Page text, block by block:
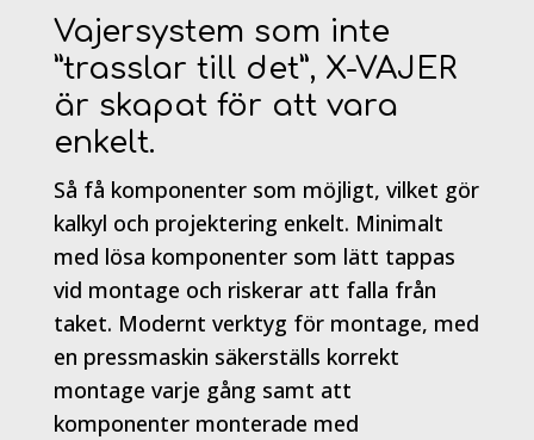
Vajersystem som inte
”trasslar till det”, X-VAJER
är skapat för att vara
enkelt.
Så få komponenter som möjligt, vilket gör
kalkyl och projektering enkelt. Minimalt
med lösa komponenter som lätt tappas
vid montage och riskerar att falla från
taket. Modernt verktyg för montage, med
en pressmaskin säkerställs korrekt
montage varje gång samt att
komponenter monterade med